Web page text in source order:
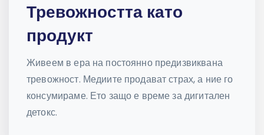
Тревожността като
продукт
Живеем в ера на постоянно предизвиквана
тревожност. Медиите продават страх, а ние го
консумираме. Ето защо е време за дигитален
детокс.